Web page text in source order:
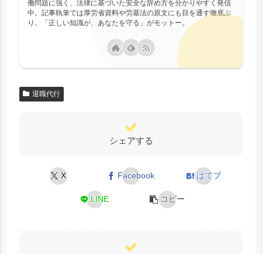
働問題に強く、法律に基づいた安全な辞め方を分かりやすく発信
中。記事執筆では厚労省資料や労基法の原文にも目を通す徹底ぶ
り。「正しい知識が、あなたを守る」がモットー。
退職代行
シェアする
X Facebook はてブ
LINE コピー